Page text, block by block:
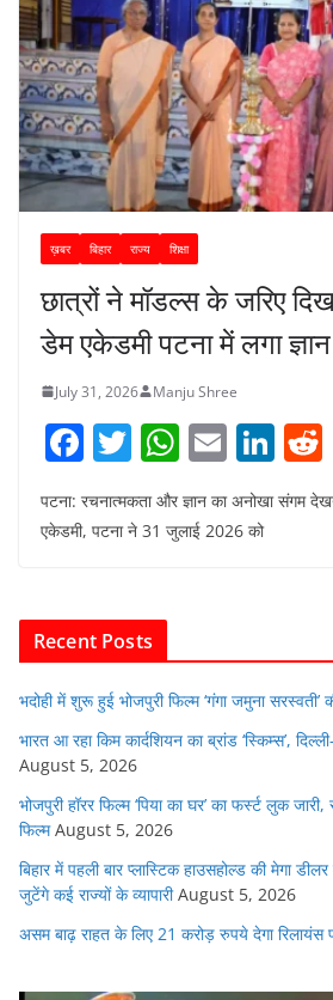
ख़बर बिहार राज्य शिक्षा
छात्रों ने मॉडल्स के जरिए
डेम एकेडमी पटना में लगा
July 31, 2026 Manju Shree
F
c
o
o
k
T
itt
W
at
p
E
m
ai
Li
n
k
पटना: रचनात्मकता और ज्ञान का अनोखा संगम
एकेडमी, पटना ने 31 जुलाई 2026 को
Recent Posts
भदोही में शुरू हुई भोजपुरी फिल्म ‘गंगा जमुना सरस्वती’
भारत आ रहा किम कार्दशियन का ब्रांड ‘स्किम्स’,
August 5, 2026
भोजपुरी हॉरर फिल्म ‘पिया का घर’ का फर्स्ट लुक
फिल्म August 5, 2026
बिहार में पहली बार प्लास्टिक हाउसहोल्ड की मेगा
जुटेंगे कई राज्यों के व्यापारी August 5, 2026
असम बाढ़ राहत के लिए 21 करोड़ रुपये देगा